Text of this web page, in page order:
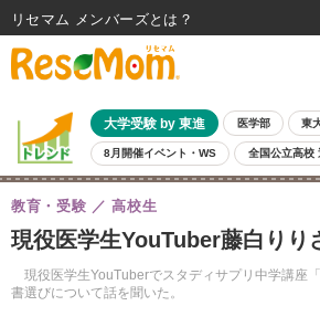
大学受験 by 東進 医学部 東
8月開催イベント・WS 全国公立高校
現役医学生YouTuber藤白りり
現役医学生YouTuberでスタディサプリ中学講座
書選びについて話を聞いた。
教育・受験 高校生
リセマム メンバーズ